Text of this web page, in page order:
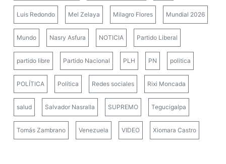
Luis Redondo Mel Zelaya Milagro Flores Mundial 2026
Mundo Nasry Asfura NOTICIA Partido Liberal
partido libre Partido Nacional PLH PN politica
POLÍTICA Política Redes sociales Rixi Moncada
salud Salvador Nasralla SUPREMO Tegucigalpa
Tomás Zambrano Venezuela VIDEO Xiomara Castro